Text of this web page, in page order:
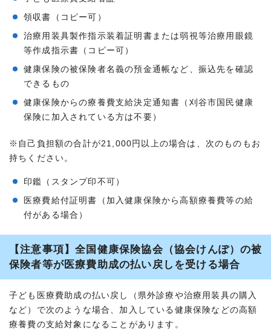
領収書（コピー可）
治療用装具製作指示装着証明書または弱視等治療用眼鏡
等作成指示書（コピー可）
健康保険の被保険者名義の預金通帳など、振込先を確認
できるもの
健康保険からの療養費支給決定通知書（刈谷市国民健康
保険に加入されている方は不要）
※自己負担額の合計が21,000円以上の場合は、次のものもお
持ちください。
印鑑（スタンプ印不可）
医療費給付証明書（加入健康保険から高額療養費等の給
付がある場合）
【注意事項】全国健康保険協会（協会けんぽ）の被
保険者等が医療費助成の払い戻しを受ける場合
子ども医療費助成の払い戻し（県外診療や治療用装具の購入
など）で次のような場合、加入している健康保険などの高額
療養費の支給対象になることがあります。